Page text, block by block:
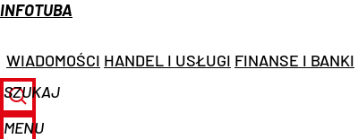
INFOTUBA
WIADOMOŚCI HANDEL I USŁUGI FINANSE I BANKI
SZUKAJ
MENU